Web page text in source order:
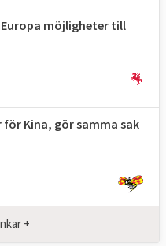
möjligheter till
Kina, gör samma sak
+